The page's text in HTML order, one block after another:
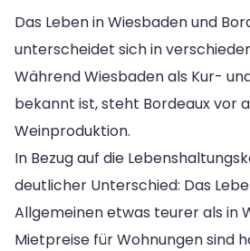
Das Leben in Wiesbaden und
unterscheidet sich in
Während Wiesbaden als Kur-
bekannt ist, steht Bordeaux vor
Weinproduktion.
In Bezug auf die
deutlicher Unterschied: Das
Allgemeinen etwas teurer als in
Mietpreise für Wohnungen sind